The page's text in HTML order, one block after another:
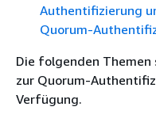
Authentifizierung
Quorum-
Die folgenden
zur Quorum-
Verfügung.